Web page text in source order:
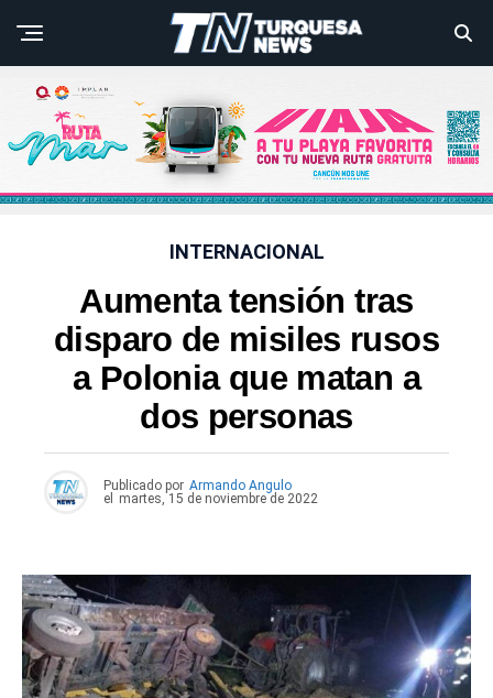
INTERNACIONAL
Aumenta tensión tras
disparo de misiles rusos
a Polonia que matan a
dos personas
Publicado por Armando Angulo
el
martes, 15 de noviembre de 2022